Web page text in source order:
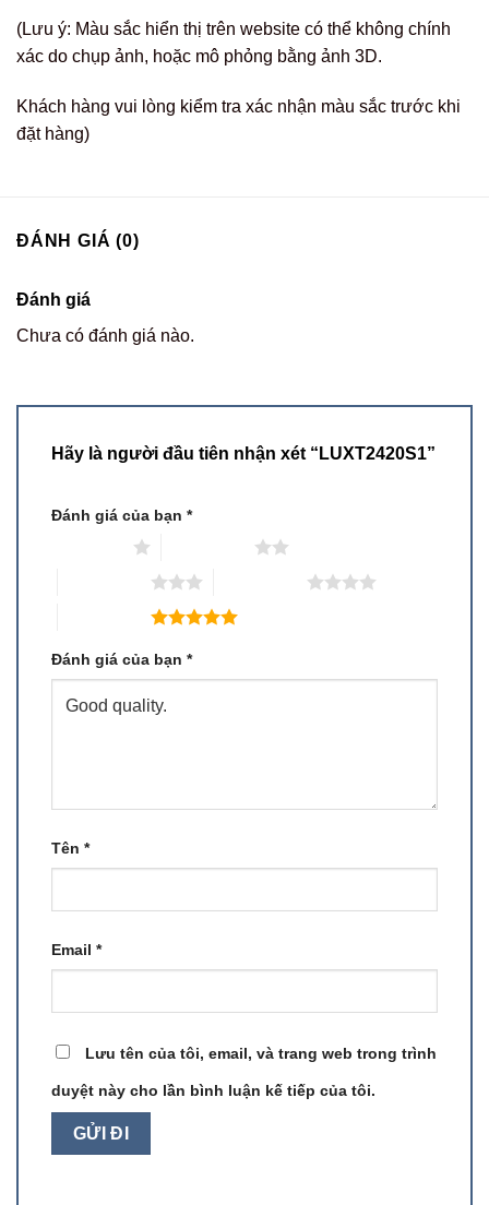
(Lưu ý: Màu sắc hiển thị trên website có thể không chính
xác do chụp ảnh, hoặc mô phỏng bằng ảnh 3D.
Khách hàng vui lòng kiểm tra xác nhận màu sắc trước khi
đặt hàng)
ĐÁNH GIÁ (0)
Đánh giá
Chưa có đánh giá nào.
Hãy là người đầu tiên nhận xét “LUXT2420S1”
Đánh giá của bạn *
Đánh giá của bạn *
Tên *
Email *
Lưu tên của tôi, email, và trang web trong trình
duyệt này cho lần bình luận kế tiếp của tôi.